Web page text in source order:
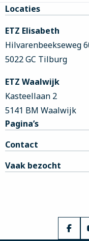
Site
footer
Locaties
ETZ Elisabeth
Hilvarenbeekseweg
5022 GC Tilburg
ETZ Waalwijk
Kasteellaan 2
5141 BM Waalwijk
Pagina’s
Contact
Vaak bezocht
Ga